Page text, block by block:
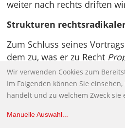
weiter nach rechts driften
Strukturen
Zum Schluss seines
dem zu, was er zu Recht
hält er für das Zentrum des
beinahe für die Sache
massenpsychologische
genauestens zu studieren,
zu kommen und ihr
Wir verwenden Cookies zum
Im Folgenden können Sie
handelt und zu welchem Zweck sie
Manuelle Auswahl...